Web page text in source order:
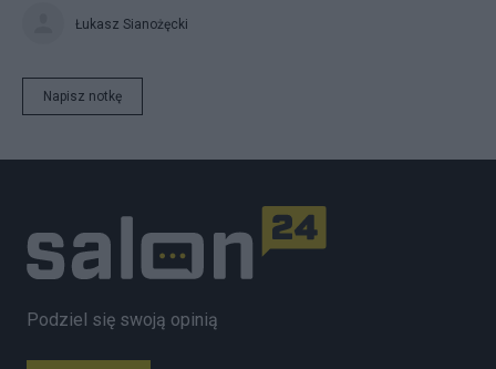
Łukasz Sianożęcki
Napisz notkę
Podziel się swoją opinią